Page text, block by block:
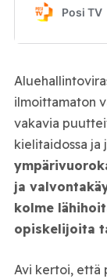
ilmoittamaton
vakavia
kielitaidossa ja
ja
kolme
opiskelijoita
Avi kertoi, että